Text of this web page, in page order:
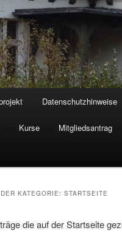
Datenschutzhinweise
Kurse Mitgliedsantrag
KATEGORIE: STARTSEITE
die auf der Startseite